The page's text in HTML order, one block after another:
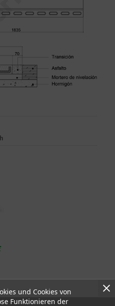
und Cookies von
Funktionieren der